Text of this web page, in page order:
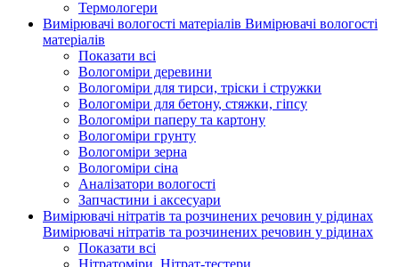
Термологери
Вимірювачі вологості матеріалів Вимірювачі вологості
матеріалів
Показати всі
Вологоміри деревини
Вологоміри для тирси, тріски і стружки
Вологоміри для бетону, стяжки, гіпсу
Вологоміри паперу та картону
Вологоміри грунту
Вологоміри зерна
Вологоміри сіна
Аналізатори вологості
Запчастини і аксесуари
Вимірювачі нітратів та розчинених речовин у рідинах
Вимірювачі нітратів та розчинених речовин у рідинах
Показати всі
Нітратоміри, Нітрат-тестери